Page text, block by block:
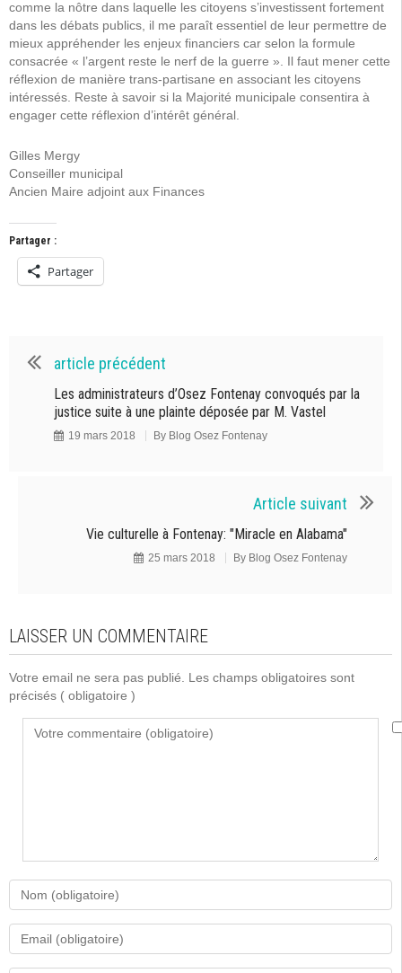
comme la nôtre dans laquelle les citoyens s’investissent fortement
dans les débats publics, il me paraît essentiel de leur permettre de
mieux appréhender les enjeux financiers car selon la formule
consacrée « l’argent reste le nerf de la guerre ». Il faut mener cette
réflexion de manière trans-partisane en associant les citoyens
intéressés. Reste à savoir si la Majorité municipale consentira à
engager cette réflexion d’intérêt général.
Gilles Mergy
Conseiller municipal
Ancien Maire adjoint aux Finances
Partager :
Partager
article précédent
Les administrateurs d’Osez Fontenay convoqués par la
justice suite à une plainte déposée par M. Vastel
19 mars 2018 By Blog Osez Fontenay
Article suivant
Vie culturelle à Fontenay: "Miracle en Alabama"
25 mars 2018 By Blog Osez Fontenay
LAISSER UN COMMENTAIRE
Votre email ne sera pas publié. Les champs obligatoires sont
précisés ( obligatoire )